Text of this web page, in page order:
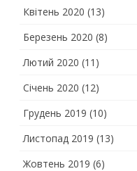
Квітень 2020 (13)
Березень 2020 (8)
Лютий 2020 (11)
Січень 2020 (12)
Грудень 2019 (10)
Листопад 2019 (13)
Жовтень 2019 (6)